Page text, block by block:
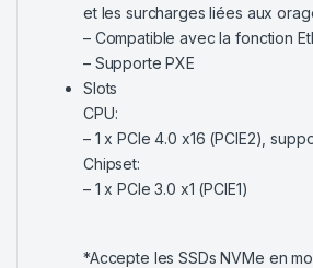
et les surcharges liées aux
– Compatible avec la fonction
– Supporte PXE
Slots
CPU:
– 1 x PCIe 4.0 x16 (PCIE2),
Chipset:
– 1 x PCIe 3.0 x1 (PCIE1)
*Accepte les SSDs NVMe en